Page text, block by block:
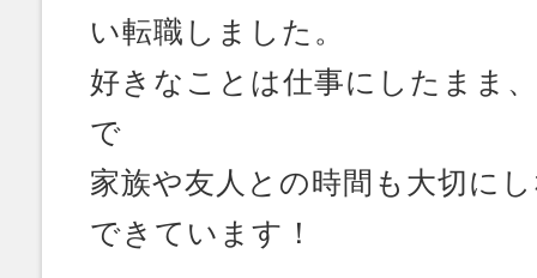
い転職しました。
好きなことは仕事にしたまま
で
家族や友人との時間も大切に
できています！